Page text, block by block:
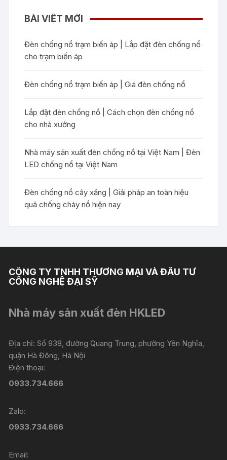
BÀI VIẾT MỚI
Đèn chống nổ trạm biến áp | Lắp đặt đèn chống nổ
cho trạm biến áp
Đèn chống nổ trạm biến áp | Giá đèn chống nổ
Lắp đặt đèn chống nổ | Cách chọn đèn chống nổ
cho nhà xưởng
Nhà máy sản xuất đèn chống nổ tại Việt Nam | Đèn
LED chống nổ tại Việt Nam
Đèn chống nổ cây xăng | Giải pháp an toàn hiệu
quả chống cháy nổ hiện nay
CÔNG TY TNHH THƯƠNG MẠI VÀ ĐẦU TƯ
CÔNG NGHỆ ĐẠI SỸ
Nhà máy sản xuất đèn HKLED
Địa chỉ: Số 938, đường Quang Trung, phường Yên Nghĩa,
quận Hà Đông, Hà Nội
Điện thoại:
0933.734.666
Zalo:
0933.734.666
Email: